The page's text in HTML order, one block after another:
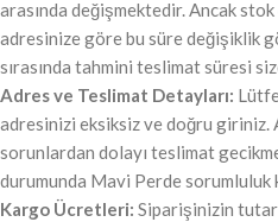
arasında değişmektedir. Ancak
adresinize göre bu süre değişiklik
sırasında tahmini teslimat süresi
Adres ve Teslimat Detayları:
adresinizi eksiksiz ve doğru giriniz.
sorunlardan dolayı teslimat
durumunda Mavi Perde sorumluluk
Kargo Ücretleri: Siparişinizin